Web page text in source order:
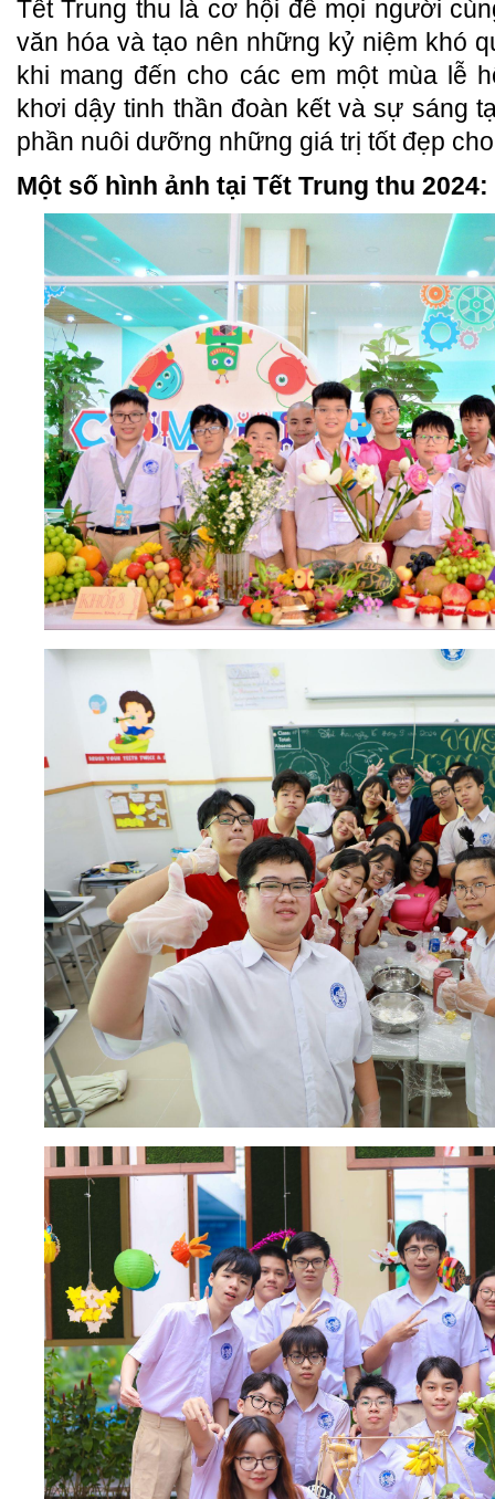
Tết Trung thu là cơ hội để mọi người
văn hóa và tạo nên những kỷ niệm khó
khi mang đến cho các em một mùa lễ
khơi dậy tinh thần đoàn kết và sự sáng
phần nuôi dưỡng những giá trị tốt đẹp
Một số hình ảnh tại Tết Trung thu 2024: